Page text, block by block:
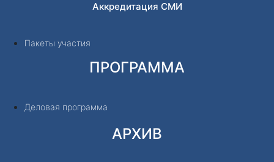
Аккредитация СМИ
Пакеты участия
ПРОГРАММА
Деловая программа
АРХИВ